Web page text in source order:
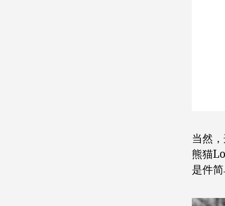
当然
熊猫
是件